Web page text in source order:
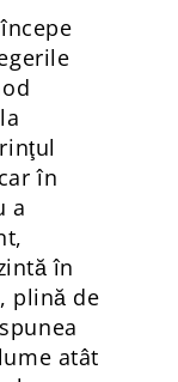
în
a
în
plină de
atât